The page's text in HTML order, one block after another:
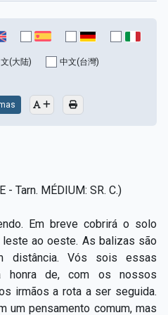
(大陆) 中文(台灣)
- Tarn. MÉDIUM: SR. C.)
Em breve cobrirá o solo
ao oeste. As balizas são
distância. Vós sois essas
honra de, com os nossos
irmãos a rota a ser seguida.
um pensamento comum, mas